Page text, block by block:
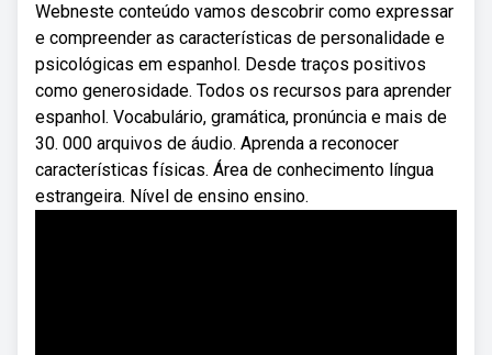
Webneste conteúdo vamos descobrir como expressar
e compreender as características de personalidade e
psicológicas em espanhol. Desde traços positivos
como generosidade. Todos os recursos para aprender
espanhol. Vocabulário, gramática, pronúncia e mais de
30. 000 arquivos de áudio. Aprenda a reconocer
características físicas. Área de conhecimento língua
estrangeira. Nível de ensino ensino.